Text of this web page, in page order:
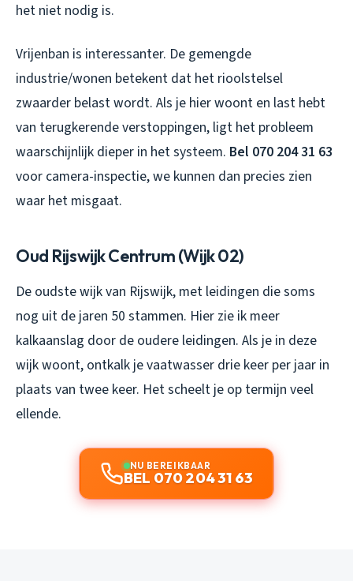
het niet nodig is.
Vrijenban is interessanter. De gemengde
industrie/wonen betekent dat het rioolstelsel
zwaarder belast wordt. Als je hier woont en last hebt
van terugkerende verstoppingen, ligt het probleem
waarschijnlijk dieper in het systeem. Bel 070 204 31 63
voor camera-inspectie, we kunnen dan precies zien
waar het misgaat.
Oud Rijswijk Centrum (Wijk 02)
De oudste wijk van Rijswijk, met leidingen die soms
nog uit de jaren 50 stammen. Hier zie ik meer
kalkaanslag door de oudere leidingen. Als je in deze
wijk woont, ontkalk je vaatwasser drie keer per jaar in
plaats van twee keer. Het scheelt je op termijn veel
ellende.
NU BEREIKBAAR
BEL 070 204 31 63